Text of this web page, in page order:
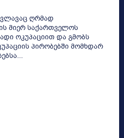
ღრმად
მიერ საქართველოს
ოკუპაციით და გმობს
პირობებში მომხდარ